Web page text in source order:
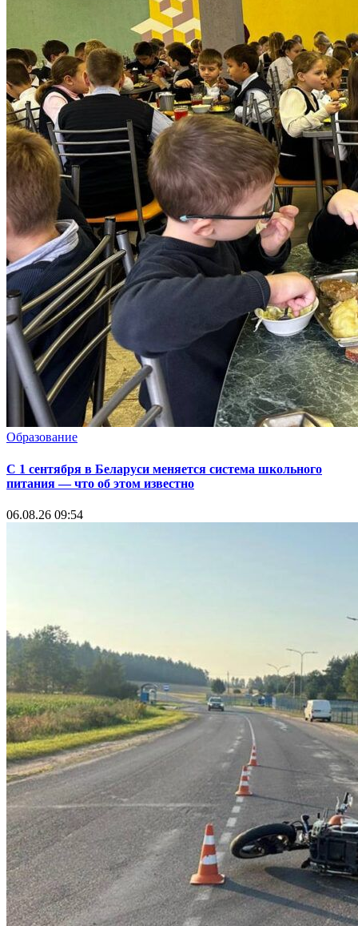
Образование
С 1 сентября в Беларуси меняется система школьного
питания — что об этом известно
06.08.26 09:54